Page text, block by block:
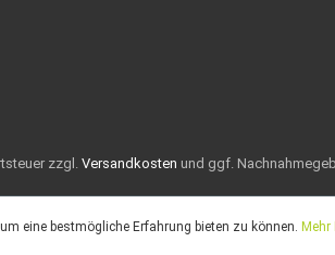
zzgl. Versandkosten und ggf.
eine bestmögliche Erfahrung bieten zu können.